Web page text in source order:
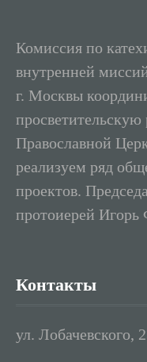
Комиссия по
внутренней
г. Москвы
просветительскую
Православной
реализуем ряд
проектов.
протоиерей
Контакты
ул. Лобачевского,